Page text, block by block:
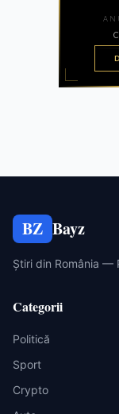
BZ Bayz
Știri din România —
Categorii
Politică
Sport
Crypto